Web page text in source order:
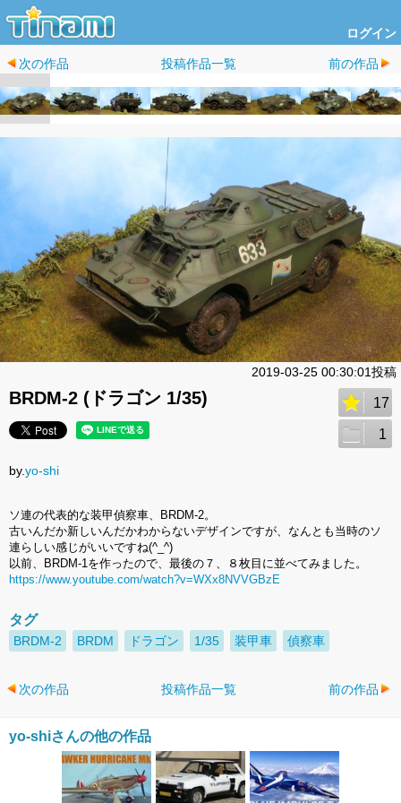
ログイン
次の作品 投稿作品一覧 前の作品
2019-03-25 00:30:01投稿
BRDM-2 (ドラゴン 1/35) 17
1
by.yo-shi
ソ連の代表的な装甲偵察車、BRDM-2。
古いんだか新しいんだかわからないデザインですが、なんとも当時のソ
連らしい感じがいいですね(^_^)
以前、BRDM-1を作ったので、最後の７、８枚目に並べてみました。
https://www.youtube.com/watch?v=WXx8NVVGBzE
タグ
BRDM-2 BRDM ドラゴン 1/35 装甲車 偵察車
次の作品 投稿作品一覧 前の作品
yo-shiさんの他の作品